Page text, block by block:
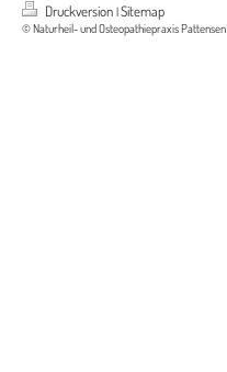
Druckversion |Sitemap
© Naturheil- und Osteopathiepraxis Pattensen